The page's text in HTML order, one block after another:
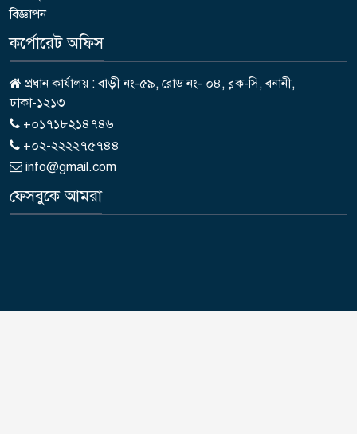
বিজ্ঞাপন ।
কর্পোরেট অফিস
প্রধান কার্যালয় : বাড়ী নং-৫৯, রোড নং- ০৪, ব্লক-সি, বনানী,
ঢাকা-১২১৩
+০১৭১৮২১৪৭৪৬
+০২-২২২২৭৫৭৪৪
info@gmail.com
ফেসবুকে আমরা